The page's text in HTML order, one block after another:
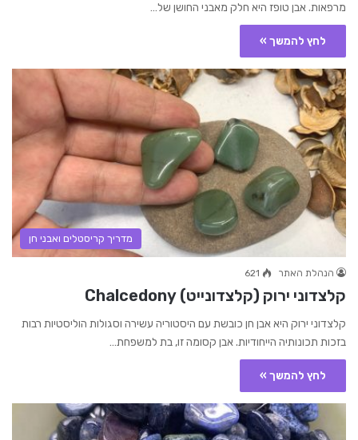
מרפאות. אבן טופז היא חלק מאבני החושן של…
לחץ להמשך »
מדריך קריסטלים ואבני חן
הנהלת האתר 621
קלצדוני ירוק (קלצדונייט) Chalcedony
קלצדוני ירוק היא אבן חן כובשת עם היסטוריה עשירה וסגולות הוליסטיות רבות
בזכות תכונותיה הייחודיות. אבן קסומה זו, בת למשפחת…
לחץ להמשך »